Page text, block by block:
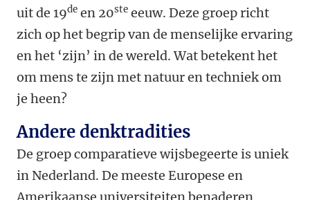
uit de 19de en 20ste eeuw. Deze groep richt
zich op het begrip van de menselijke ervaring
en het ‘zijn’ in de wereld. Wat betekent het
om mens te zijn met natuur en techniek om
je heen?
Andere denktradities
De groep comparatieve wijsbegeerte is uniek
in Nederland. De meeste Europese en